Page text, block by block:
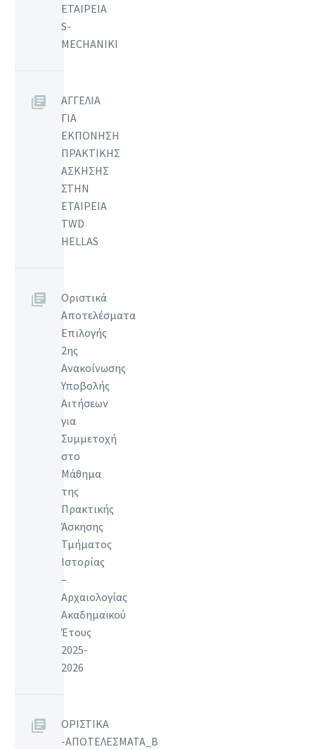
ΕΤΑΙΡΕΙΑ
S-
MECHANIKI
ΑΓΓΕΛΙΑ
ΓΙΑ
ΕΚΠΟΝΗΣΗ
ΠΡΑΚΤΙΚΗΣ
ΑΣΚΗΣΗΣ
ΣΤΗΝ
ΕΤΑΙΡΕΙΑ
TWD
HELLAS
Οριστικά
Αποτελέσματα
Επιλογής
2ης
Ανακοίνωσης
Υποβολής
Αιτήσεων
για
Συμμετοχή
στο
Μάθημα
της
Πρακτικής
Άσκησης
Τμήματος
Ιστορίας
–
Αρχαιολογίας
Ακαδημαϊκού
Έτους
2025-
2026
ΟΡΙΣΤΙΚΑ
-ΑΠΟΤΕΛΕΣΜΑΤΑ_Β